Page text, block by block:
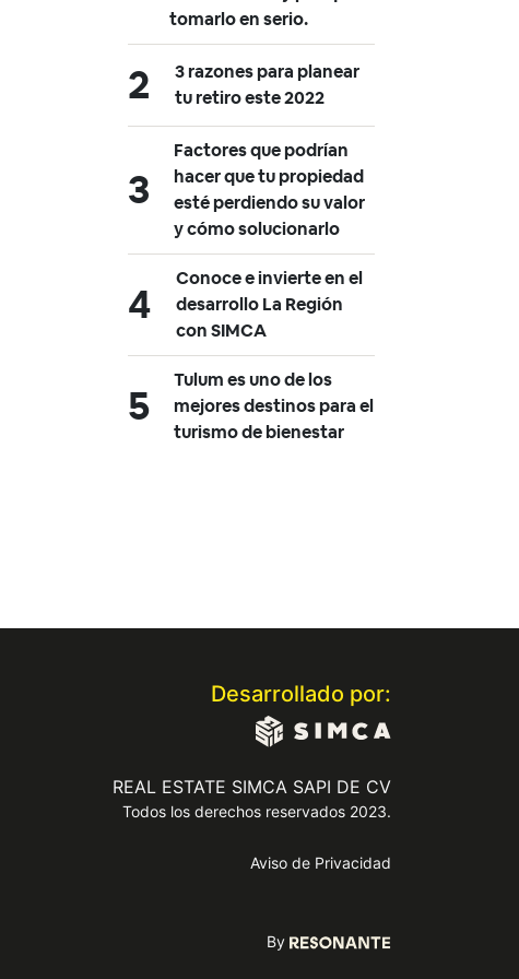
tomarlo en serio.
3 razones para planear
tu retiro este 2022
Factores que podrían
hacer que tu propiedad
esté perdiendo su valor
y cómo solucionarlo
Conoce e invierte en el
desarrollo La Región
con SIMCA
Tulum es uno de los
mejores destinos para el
turismo de bienestar
Desarrollado por:
REAL ESTATE SIMCA SAPI DE CV
Todos los derechos reservados 2023.
Aviso de Privacidad
By